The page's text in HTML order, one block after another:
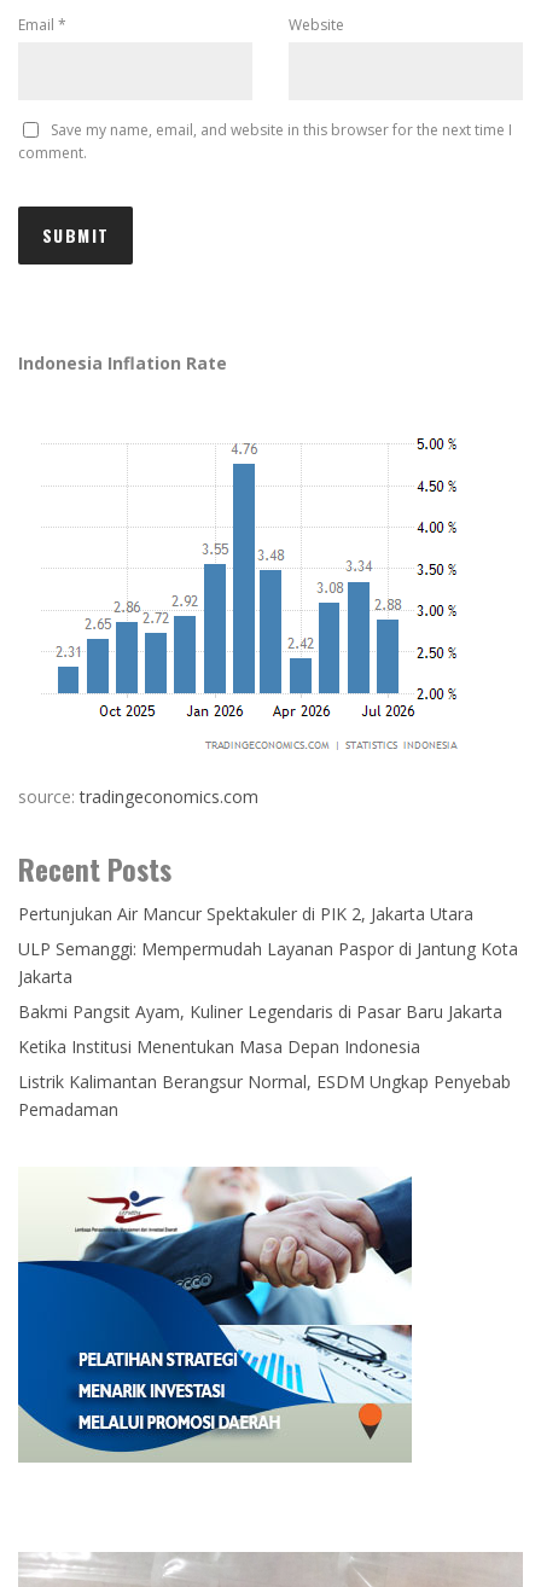
Email * Website
Save my name, email, and website in this browser for the next time I
comment.
Indonesia Inflation Rate
source:tradingeconomics.com
Recent Posts
Pertunjukan Air Mancur Spektakuler di PIK 2, Jakarta Utara
ULP Semanggi: Mempermudah Layanan Paspor di Jantung Kota
Jakarta
Bakmi Pangsit Ayam, Kuliner Legendaris di Pasar Baru Jakarta
Ketika Institusi Menentukan Masa Depan Indonesia
Listrik Kalimantan Berangsur Normal, ESDM Ungkap Penyebab
Pemadaman